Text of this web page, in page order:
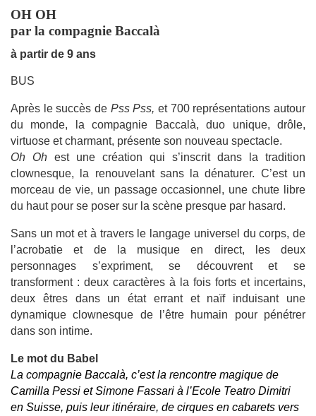
OH OH
par la compagnie Baccalà
à partir de 9 ans
BUS
Après le succès de Pss Pss,et 700 représentationsautour
du monde, la compagnie Baccalà, duo unique, drôle,
virtuose et charmant, présente son nouveau spectacle.
Oh Oh est une création qui s’inscrit dans la tradition
clownesque, la renouvelant sans la dénaturer. C’est un
morceau de vie, un passage occasionnel, une chute libre
du haut pour se poser sur la scène presque par hasard.
Sans un mot et à travers le langage universel du corps, de
l’acrobatie et de la musique en direct, les deux
personnages s’expriment, se découvrent et se
transforment : deux caractères à la fois forts et incertains,
deux êtres dans un état errant et naïf induisant une
dynamique clownesque de l’être humain pour pénétrer
dans son intime.
Le mot du Babel
La compagnie Baccalà, c’est la rencontre magique de
Camilla Pessi et Simone Fassari à l’Ecole Teatro Dimitri
en Suisse, puis leur itinéraire, de cirques en cabarets vers